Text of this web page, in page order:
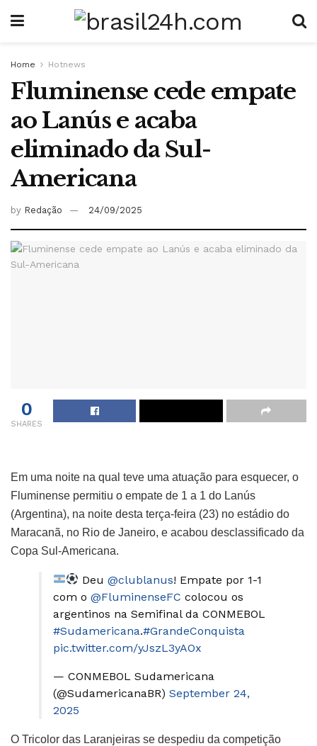
Home Hotnews
Fluminense cede empate
ao Lanús e acaba
eliminado da Sul-
Americana
by Redação 24/09/2025
0
SHARES
Em uma noite na qual teve uma atuação para esquecer, o
Fluminense permitiu o empate de 1 a 1 do Lanús
(Argentina), na noite desta terça-feira (23) no estádio do
Maracanã, no Rio de Janeiro, e acabou desclassificado da
Copa Sul-Americana.
Deu@clublanus! Empate por 1-1
com o @FluminenseFC colocou os
argentinos na Semifinal da CONMEBOL
#Sudamericana.#GrandeConquista
pic.twitter.com/yJszL3yAOx
— CONMEBOL Sudamericana
(@SudamericanaBR) September 24,
2025
O Tricolor das Laranjeiras se despediu da competição